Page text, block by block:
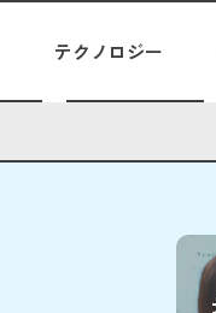
テクノロジー